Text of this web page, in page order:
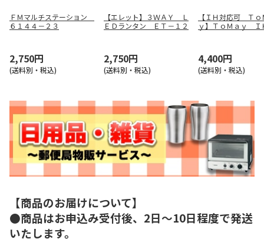
ＦＭマルチステーション
６１４４－２３
2,750円
(送料別・税込)
【エレット】３ＷＡＹ Ｌ
ＥＤランタン ＥＴ－１２
2,750円
(送料別・税込)
【ＩＨ対応可 Ｔｏ
ｙ】ＴｏＭａｙ Ｉ
4,400円
(送料別・税込)
【商品のお届けについて】
●商品はお申込み受付後、2日～10日程度で発送
いたします。